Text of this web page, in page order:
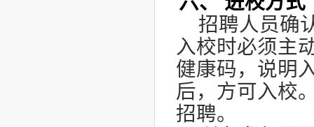
招聘人员确
入校时必须主
健康码，说明
后，方可入校
招聘。